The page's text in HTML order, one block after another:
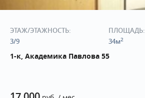
1-к, Академика Павлова 55
ЭТАЖ/ЭТАЖНОСТЬ:
3/9
ПЛОЩАДЬ:
34м2